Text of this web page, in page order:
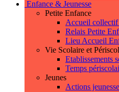
Enfance & Jeunesse
Petite Enfance
Accueil
Relais Petite
Lieu Accueil
Vie Scolaire et
Etablissements
Temps
Jeunes
Actions jeunesse